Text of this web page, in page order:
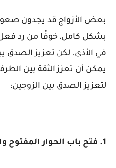
بعض الأزواج قد يجدون
بشكل كامل، خوفًا من رد
في الأذى. لكن تعزيز الصدق
يمكن أن تعزز الثقة بين
لتعزيز الصدق بين الزوجين:
1. فتح باب الحوار المفتوح والصادق